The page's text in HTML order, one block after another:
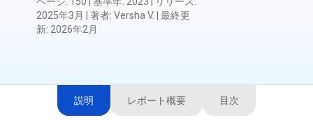
2025年3月
著者: Versha V.
最終更
新: 2026年2月
説明 レポート概要 目次